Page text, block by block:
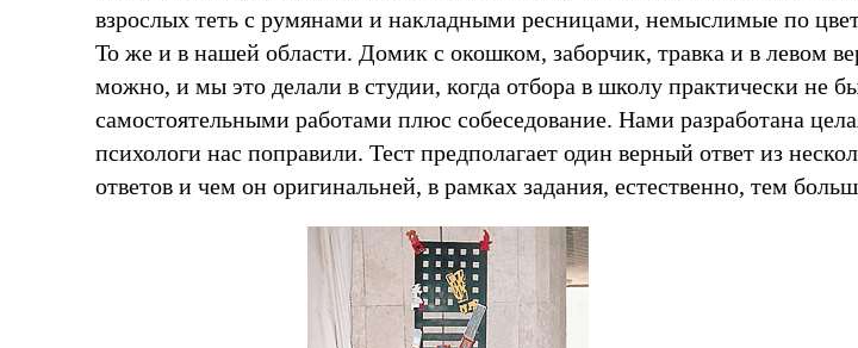
взрослых теть с румянами и накладными ресницами, немыслимые по
То же и в нашей области. Домик с окошком, заборчик, травка и в левом
можно, и мы это делали в студии, когда отбора в школу практически не
самостоятельными работами плюс собеседование. Нами разработана
психологи нас поправили. Тест предполагает один верный ответ из
ответов и чем он оригинальней, в рамках задания, естественно, тем